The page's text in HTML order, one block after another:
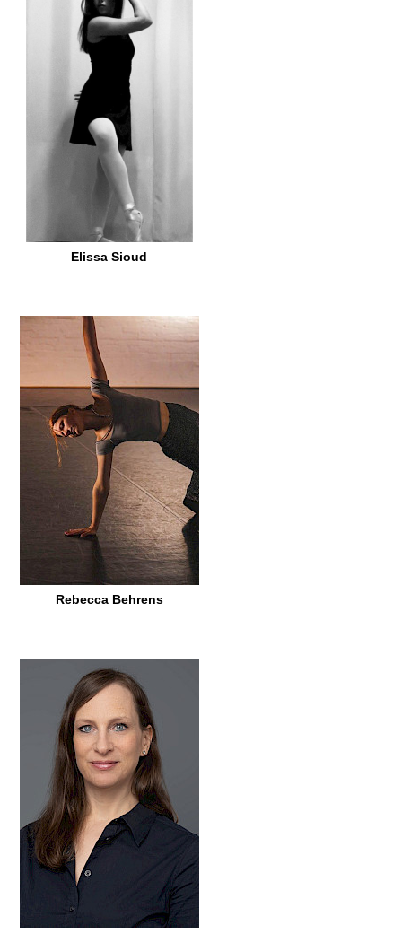
Elissa Sioud
Rebecca Behrens